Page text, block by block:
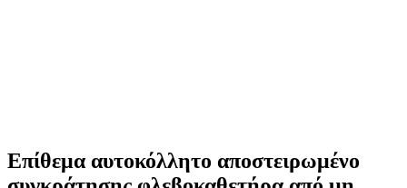
Επίθεμα αυτοκόλλητο αποστειρωμένο